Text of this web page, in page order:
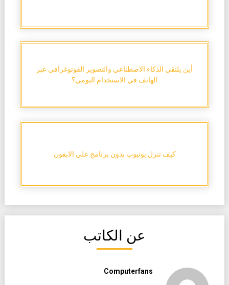
أين يلتقي الذكاء الاصطناعي والتصوير الفوتوغرافي عبر
الهاتف في الاستخدام اليومي؟
كيف تنزل يوتيوب بدون برنامج علي الايفون
عن الكاتب
Computerfans